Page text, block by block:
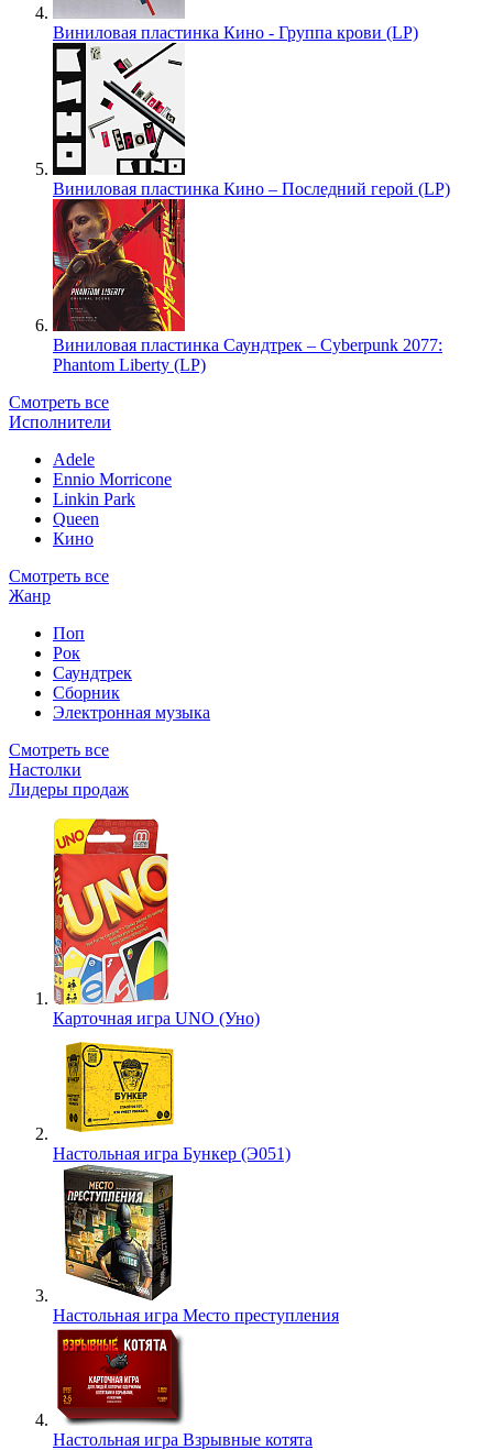
Виниловая пластинка Кино - Группа крови (LP)
Виниловая пластинка Кино – Последний герой (LP)
Виниловая пластинка Саундтрек – Cyberpunk 2077:
Phantom Liberty (LP)
Смотреть все
Исполнители
Adele
Ennio Morricone
Linkin Park
Queen
Кино
Смотреть все
Жанр
Поп
Рок
Саундтрек
Сборник
Электронная музыка
Смотреть все
Настолки
Лидеры продаж
Карточная игра UNO (Уно)
Настольная игра Бункер (Э051)
Настольная игра Место преступления
Настольная игра Взрывные котята